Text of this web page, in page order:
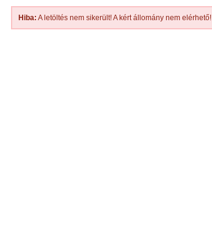
Hiba: A letöltés nem sikerült! A kért állomány nem elérhető!